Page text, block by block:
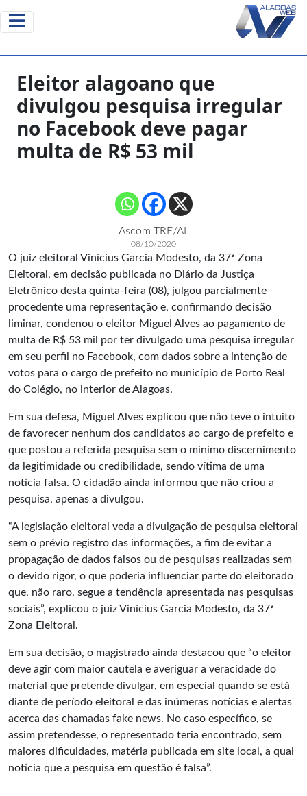
Eleitor alagoano que
divulgou pesquisa irregular
no Facebook deve pagar
multa de R$ 53 mil
Ascom TRE/AL
08/10/2020
O juiz eleitoral Vinícius Garcia Modesto, da 37ª Zona
Eleitoral, em decisão publicada no Diário da Justiça
Eletrônico desta quinta-feira (08), julgou parcialmente
procedente uma representação e, confirmando decisão
liminar, condenou o eleitor Miguel Alves ao pagamento de
multa de R$ 53 mil por ter divulgado uma pesquisa irregular
em seu perfil no Facebook, com dados sobre a intenção de
votos para o cargo de prefeito no município de Porto Real
do Colégio, no interior de Alagoas.
Em sua defesa, Miguel Alves explicou que não teve o intuito
de favorecer nenhum dos candidatos ao cargo de prefeito e
que postou a referida pesquisa sem o mínimo discernimento
da legitimidade ou credibilidade, sendo vítima de uma
notícia falsa. O cidadão ainda informou que não criou a
pesquisa, apenas a divulgou.
“A legislação eleitoral veda a divulgação de pesquisa eleitoral
sem o prévio registro das informações, a fim de evitar a
propagação de dados falsos ou de pesquisas realizadas sem
o devido rigor, o que poderia influenciar parte do eleitorado
que, não raro, segue a tendência apresentada nas pesquisas
sociais”, explicou o juiz Vinícius Garcia Modesto, da 37ª
Zona Eleitoral.
Em sua decisão, o magistrado ainda destacou que “o eleitor
deve agir com maior cautela e averiguar a veracidade do
material que pretende divulgar, em especial quando se está
diante de período eleitoral e das inúmeras notícias e alertas
acerca das chamadas fake news. No caso específico, se
assim pretendesse, o representado teria encontrado, sem
maiores dificuldades, matéria publicada em site local, a qual
notícia que a pesquisa em questão é falsa”.